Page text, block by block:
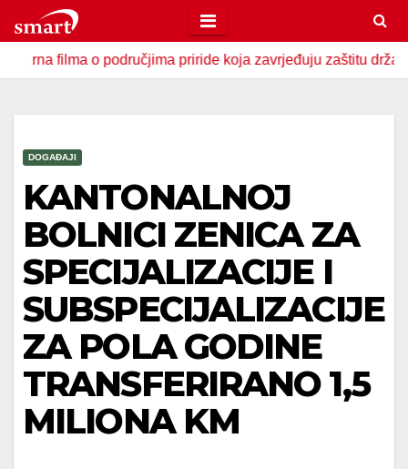
to
contento područjima priride koja zavrjeđuju zaštitu države U
DOGAĐAJI
KANTONALNOJ
BOLNICI ZENICA ZA
SPECIJALIZACIJE I
SUBSPECIJALIZACIJE
ZA POLA GODINE
TRANSFERIRANO 1,5
MILIONA KM